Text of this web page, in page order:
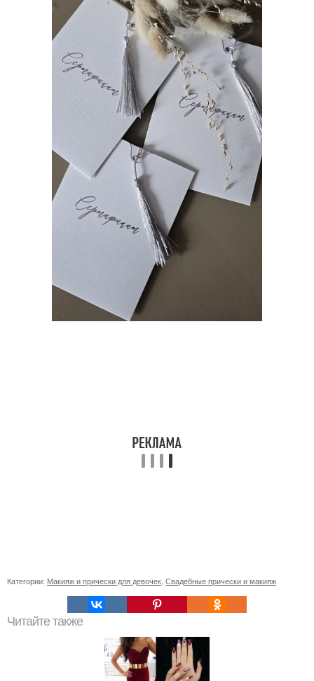
Категории: Макияж и прически для девочек Свадебные прически и макияж
Читайте также